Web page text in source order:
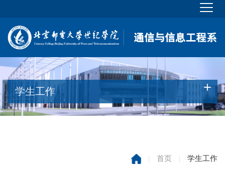
学生工作
| 首页 | 学生工作